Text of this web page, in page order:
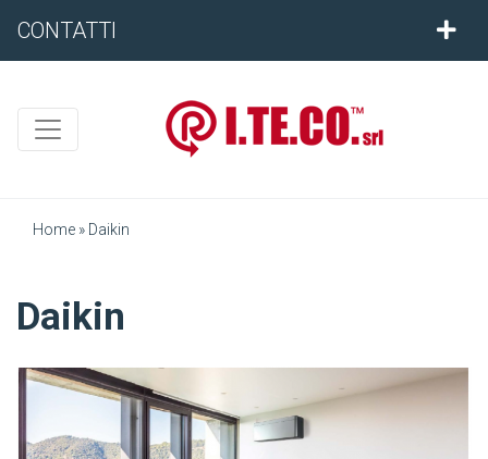
CONTATTI
Home » Daikin
Daikin